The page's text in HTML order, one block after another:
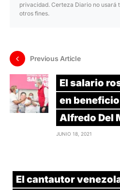
privacidad. Certeza Diario no usará
otros fines.
Previous Article
El salario
en
Alfredo Del
JUNIO 18, 2021
El cantautor